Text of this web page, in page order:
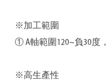
※加工範圍
① A軸範圍120~負30度
※高生產性